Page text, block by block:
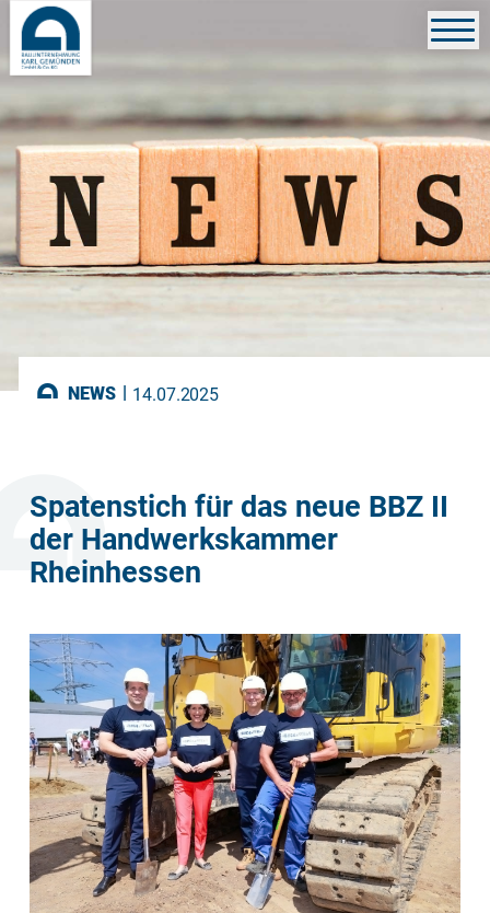
NEWS 14.07.2025
Spatenstich für das neue BBZ II
der Handwerkskammer
Rheinhessen